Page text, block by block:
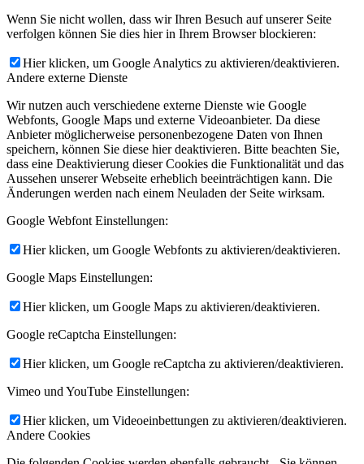
Wenn Sie nicht wollen, dass wir Ihren Besuch auf unserer Seite
verfolgen können Sie dies hier in Ihrem Browser blockieren:
Hier klicken, um Google Analytics zu aktivieren/deaktivieren.
Andere externe Dienste
Wir nutzen auch verschiedene externe Dienste wie Google
Webfonts, Google Maps und externe Videoanbieter. Da diese
Anbieter möglicherweise personenbezogene Daten von Ihnen
speichern, können Sie diese hier deaktivieren. Bitte beachten Sie,
dass eine Deaktivierung dieser Cookies die Funktionalität und das
Aussehen unserer Webseite erheblich beeinträchtigen kann. Die
Änderungen werden nach einem Neuladen der Seite wirksam.
Google Webfont Einstellungen:
Hier klicken, um Google Webfonts zu aktivieren/deaktivieren.
Google Maps Einstellungen:
Hier klicken, um Google Maps zu aktivieren/deaktivieren.
Google reCaptcha Einstellungen:
Hier klicken, um Google reCaptcha zu aktivieren/deaktivieren.
Vimeo und YouTube Einstellungen:
Hier klicken, um Videoeinbettungen zu aktivieren/deaktivieren.
Andere Cookies